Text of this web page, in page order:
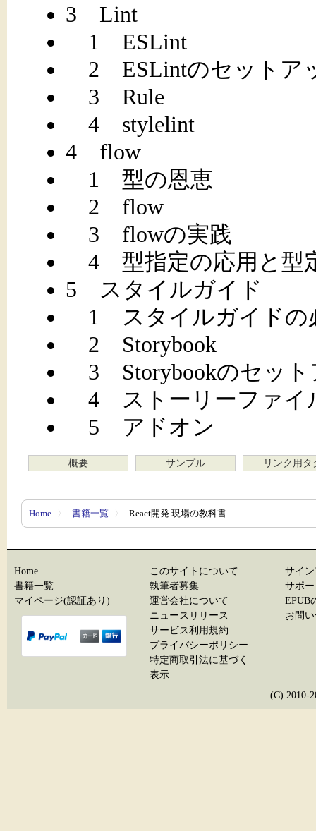
3 Lint
1 ESLint
2 ESLintのセットア
3 Rule
4 stylelint
4 flow
1 型の恩恵
2 flow
3 flowの実践
4 型指定の応用と型
5 スタイルガイド
1 スタイルガイドの
2 Storybook
3 Storybookのセット
4 ストーリーファイ
5 アドオン
概要 サンプル リンク用タ
Home 〉 書籍一覧 〉 React開発 現場の教科書
Home
書籍一覧
マイページ(認証あり)
このサイトについて
執筆者募集
運営会社について
ニュースリリース
サービス利用規約
プライバシーポリシー
特定商取引法に基づく
表示
サイ
サポ
EPUB
お問
(C) 2010-